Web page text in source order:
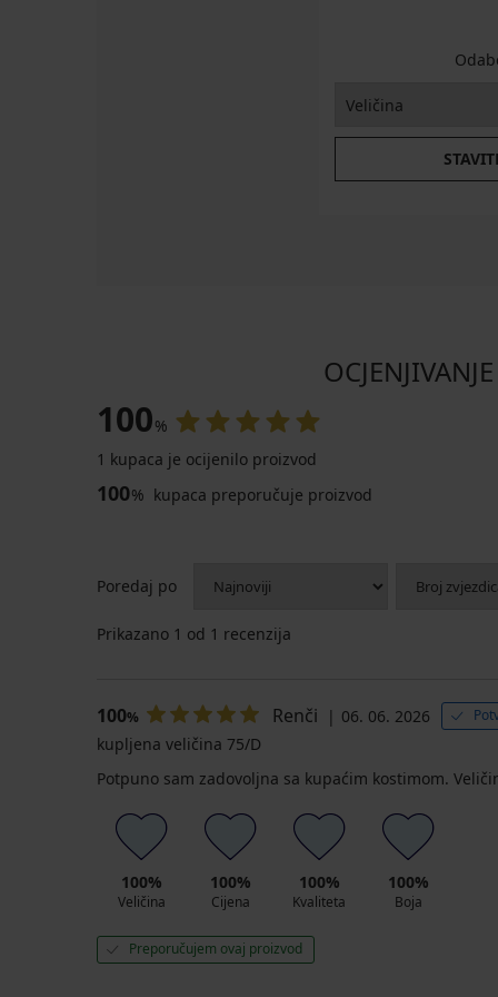
100%
1 kupaca je ocijenilo proizvod
100% kupaca preporučuje proizvod
Poredaj po
Prikazano 1 od 1 recenzija
100% Renči 06. 06. 2026
kupljena veličina 75/D
Potpuno sam zadovoljna sa kupaćim kostimom.
100%
Veličina
100%
Cijena
100%
Kvaliteta
100%
Boja
Preporučujem ovaj proizvod